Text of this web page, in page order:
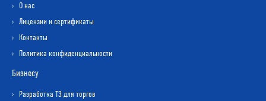
О нас
Лицензии и сертификаты
Контакты
Политика конфиденциальности
Бизнесу
Разработка ТЗ для торгов